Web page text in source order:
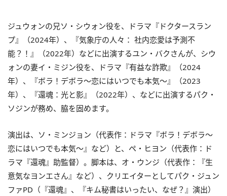
ジュウォンの兄ソ・シウォン役を、ドラマ『ドクタースラン
プ』（2024年）、『気象庁の人々： 社内恋愛は予測不
能？！』（2022年）などに出演するユン・バクさんが、シウ
ォンの妻イ・ミジン役を、ドラマ『有益な詐欺』（2024
年）、『ボラ！デボラ〜恋にはいつでも本気〜』（2023
年）、『還魂：光と影』（2022年）、などに出演するパク・
ソジンが務め、脇を固めます。
演出は、ソ・ミンジョン（代表作：ドラマ『ボラ！デボラ〜
恋にはいつでも本気〜』など）と、ペ・ヒヨン（代表作：ド
ラマ『還魂』助監督）。脚本は、オ・ウンジ（代表作：『生
意気なヨンエさん』など）、クリエイターとしてパク・ジュン
ファPD（『還魂』、『キム秘書はいったい、なぜ？』演出）